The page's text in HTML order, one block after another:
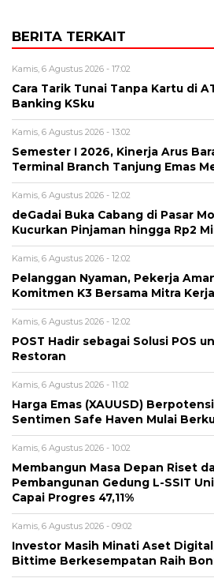
BERITA TERKAIT
Kamis, 6 Agustus 2026 - 17:02
Cara Tarik Tunai Tanpa Kartu di
Banking KSku
Kamis, 6 Agustus 2026 - 13:02
Semester I 2026, Kinerja Arus
Terminal Branch Tanjung Emas
Kamis, 6 Agustus 2026 - 12:02
deGadai Buka Cabang di Pasar
Kucurkan Pinjaman hingga Rp2
Kamis, 6 Agustus 2026 - 12:02
Pelanggan Nyaman, Pekerja
Komitmen K3 Bersama Mitra Kerja
Kamis, 6 Agustus 2026 - 12:02
POST Hadir sebagai Solusi POS
Restoran
Kamis, 6 Agustus 2026 - 11:02
Harga Emas (XAUUSD)
Sentimen Safe Haven Mulai
Kamis, 6 Agustus 2026 - 10:02
Membangun Masa Depan Riset
Pembangunan Gedung L-SSIT
Capai Progres 47,11%
Kamis, 6 Agustus 2026 - 09:02
Investor Masih Minati Aset
Bittime Berkesempatan Raih